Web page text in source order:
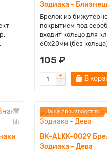
Зодиака -
Брелок из
покрытием под
входит кольцо для
60х20мм (без
105 ₽
В
Наше производство
BK-ALKK-0029
Зодиака - Дева